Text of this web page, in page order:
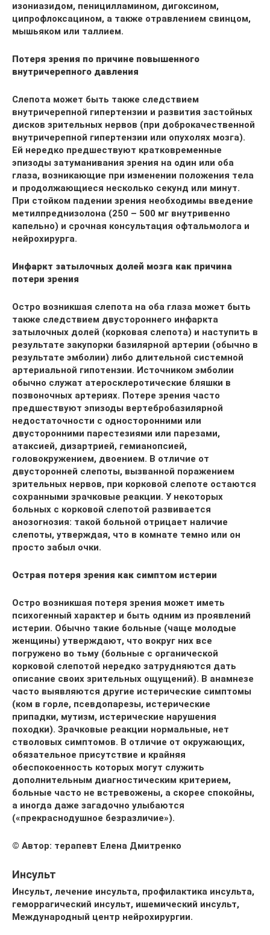
изониазидом, пеницилламином, дигоксином,
ципрофлоксацином, а также отравлением свинцом,
мышьяком или таллием.
Потеря зрения по причине повышенного
внутричерепного давления
Слепота может быть также следствием
внутричерепной гипертензии и развития застойных
дисков зрительных нервов (при доброкачественной
внутричерепной гипертензии или опухолях мозга).
Ей нередко предшествуют кратковременные
эпизоды затуманивания зрения на один или оба
глаза, возникающие при изменении положения тела
и продолжающиеся несколько секунд или минут.
При стойком падении зрения необходимы введение
метилпреднизолона (250 – 500 мг внутривенно
капельно) и срочная консультация офтальмолога и
нейрохирурга.
Инфаркт затылочных долей мозга как причина
потери зрения
Остро возникшая слепота на оба глаза может быть
также следствием двустороннего инфаркта
затылочных долей (корковая слепота) и наступить в
результате закупорки базилярной артерии (обычно в
результате эмболии) либо длительной системной
артериальной гипотензии. Источником эмболии
обычно служат атеросклеротические бляшки в
позвоночных артериях. Потере зрения часто
предшествуют эпизоды вертебробазилярной
недостаточности с односторонними или
двусторонними парестезиями или парезами,
атаксией, дизартрией, гемианопсией,
головокружением, двоением. В отличие от
двусторонней слепоты, вызванной поражением
зрительных нервов, при корковой слепоте остаются
сохранными зрачковые реакции. У некоторых
больных с корковой слепотой развивается
анозогнозия: такой больной отрицает наличие
слепоты, утверждая, что в комнате темно или он
просто забыл очки.
Острая потеря зрения как симптом истерии
Остро возникшая потеря зрения может иметь
психогенный характер и быть одним из проявлений
истерии. Обычно такие больные (чаще молодые
женщины) утверждают, что вокруг них все
погружено во тьму (больные с органической
корковой слепотой нередко затрудняются дать
описание своих зрительных ощущений). В анамнезе
часто выявляются другие истерические симптомы
(ком в горле, псевдопарезы, истерические
припадки, мутизм, истерические нарушения
походки). Зрачковые реакции нормальные, нет
стволовых симптомов. В отличие от окружающих,
обязательное присутствие и крайняя
обеспокоенность которых могут служить
дополнительным диагностическим критерием,
больные часто не встревожены, а скорее спокойны,
а иногда даже загадочно улыбаются
(«прекраснодушное безразличие»).
© Автор: терапевт Елена Дмитренко
Инсульт
Инсульт, лечение инсульта, профилактика инсульта,
геморрагический инсульт, ишемический инсульт,
Международный центр нейрохирургии.